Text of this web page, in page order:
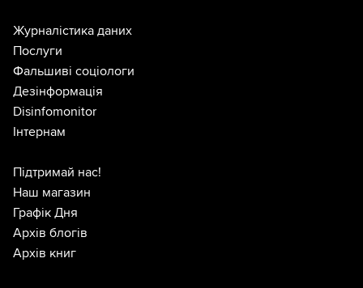
Журналістика даних
Послуги
Фальшиві соціологи
Дезінформація
Disinfomonitor
Інтернам
Підтримай нас!
Наш магазин
Графік Дня
Архів блогів
Архів книг